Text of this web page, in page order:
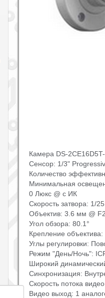
Камера DS-
Сенсор: 1/3"
Количество
Минимальная
0 Люкс @ с ИК
Скорость затвора: 1/
Объектив: 3.6 мм @
Угол обзора: 80.1°
Крепление
Углы регулировки:
Режим "День/Ночь":
Широкий
Синхронизация:
Скорость потока
Видео выход: 1